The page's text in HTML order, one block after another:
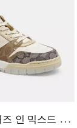
소
호 스니커즈 인 믹스드 시그니처